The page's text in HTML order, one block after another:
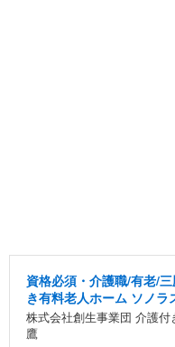
資格必須・介護職/有老/
き有料老人ホーム ソノラ
株式会社創生事業団 介護
鷹